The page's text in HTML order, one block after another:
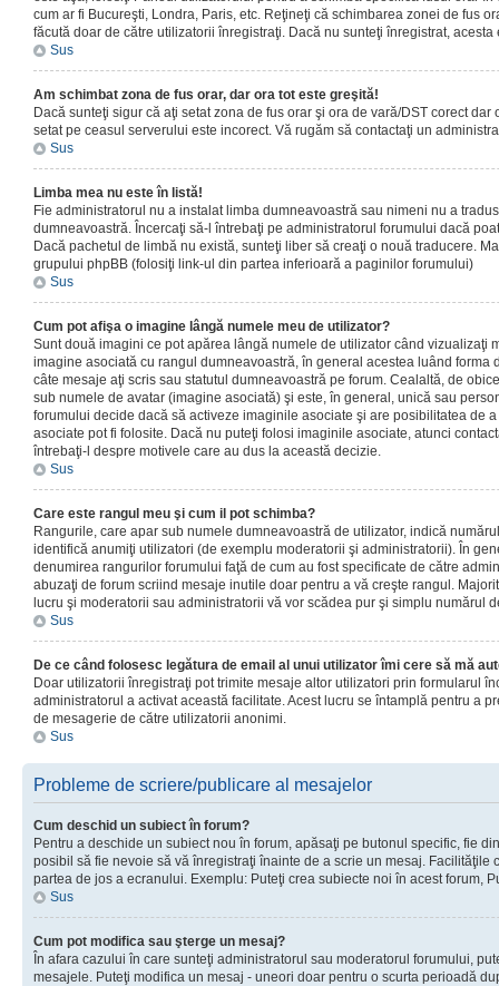
cum ar fi Bucureşti, Londra, Paris, etc. Reţineţi că schimbarea zonei de fus
făcută doar de către utilizatorii înregistraţi. Dacă nu sunteţi înregistrat, acesta
Sus
Am schimbat zona de fus orar, dar ora tot este greşită!
Dacă sunteţi sigur că aţi setat zona de fus orar şi ora de vară/DST corect
setat pe ceasul serverului este incorect. Vă rugăm să contactaţi un
Sus
Limba mea nu este în listă!
Fie administratorul nu a instalat limba dumneavoastră sau nimeni nu a
dumneavoastră. Încercaţi să-l întrebaţi pe administratorul forumului dacă
Dacă pachetul de limbă nu există, sunteţi liber să creaţi o nouă traducere.
grupului phpBB (folosiţi link-ul din partea inferioară a paginilor forumului)
Sus
Cum pot afişa o imagine lângă numele meu de utilizator?
Sunt două imagini ce pot apărea lângă numele de utilizator când vizualizaţi
imagine asociată cu rangul dumneavoastră, în general acestea luând forma
câte mesaje aţi scris sau statutul dumneavoastră pe forum. Cealaltă, de
sub numele de avatar (imagine asociată) şi este, în general, unică sau
forumului decide dacă să activeze imaginile asociate şi are posibilitatea de
asociate pot fi folosite. Dacă nu puteţi folosi imaginile asociate, atunci
întrebaţi-l despre motivele care au dus la această decizie.
Sus
Care este rangul meu şi cum il pot schimba?
Rangurile, care apar sub numele dumneavoastră de utilizator, indică
identifică anumiţi utilizatori (de exemplu moderatorii şi administratorii). În
denumirea rangurilor forumului faţă de cum au fost specificate de către
abuzaţi de forum scriind mesaje inutile doar pentru a vă creşte rangul.
lucru şi moderatorii sau administratorii vă vor scădea pur şi simplu numărul
Sus
De ce când folosesc legătura de email al unui utilizator îmi cere să mă
Doar utilizatorii înregistraţi pot trimite mesaje altor utilizatori prin formularul
administratorul a activat această facilitate. Acest lucru se întamplă pentru a
de mesagerie de către utilizatorii anonimi.
Sus
Probleme de scriere/publicare al mesajelor
Cum deschid un subiect în forum?
Pentru a deschide un subiect nou în forum, apăsaţi pe butonul specific, fie
posibil să fie nevoie să vă înregistraţi înainte de a scrie un mesaj. Facilităţile
partea de jos a ecranului. Exemplu: Puteţi crea subiecte noi în acest forum,
Sus
Cum pot modifica sau şterge un mesaj?
În afara cazului în care sunteţi administratorul sau moderatorul forumului,
mesajele. Puteţi modifica un mesaj - uneori doar pentru o scurta perioadă